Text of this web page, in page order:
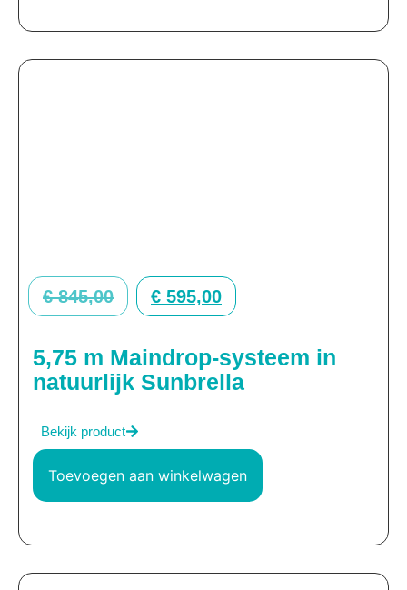
€845,00 € 595,00
5,75 m Maindrop-systeem in
natuurlijk Sunbrella
Bekijk product
Toevoegen aan winkelwagen